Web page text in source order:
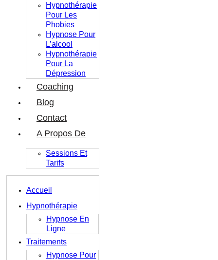
Hypnothérapie
Pour Les
Phobies
Hypnose Pour
L’alcool
Hypnothérapie
Pour La
Dépression
Coaching
Blog
Contact
A Propos De
Sessions Et
Tarifs
Accueil
Hypnothérapie
Hypnose En
Ligne
Traitements
Hypnose Pour